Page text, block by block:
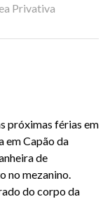
Privativa
próximas férias em
em Capão da
de
no mezanino.
do corpo da